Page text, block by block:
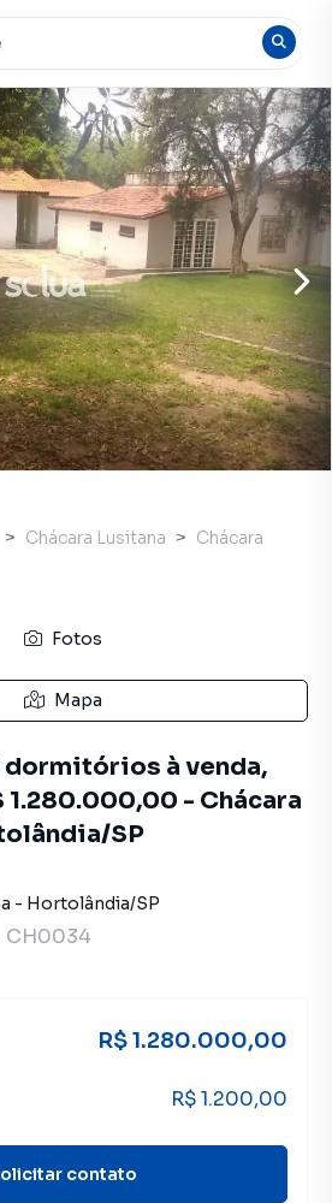
Chácara Lusitana
Chácara
Fotos
Mapa
dormitórios à venda,
1.280.000,00 - Chácara
SP
- Hortolândia/SP
CH0034
R$ 1.280.000,00
R$ 1.200,00
contato